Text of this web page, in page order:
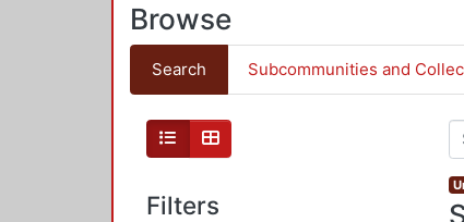
Browse
Search Subcommunities and
Filters